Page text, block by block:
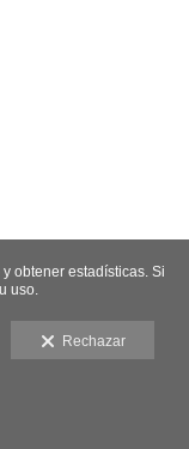
obtener estadísticas. Si
uso.
Rechazar